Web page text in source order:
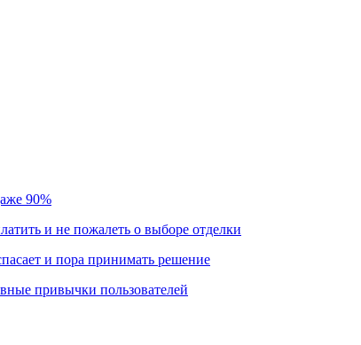
90%
и не пожалеть о выборе отделки
и пора принимать решение
привычки пользователей